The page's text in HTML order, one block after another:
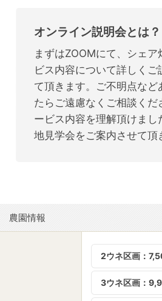
オンライン説明会とは？
まずはZOOMにて、シェア
ビス内容について詳しくご
て頂きます。ご不明点など
たらご遠慮なくご相談くだ
ービス内容を理解頂けまし
地見学会をご案内させて頂
農園情報
2ウネ区画：
3ウネ区画：